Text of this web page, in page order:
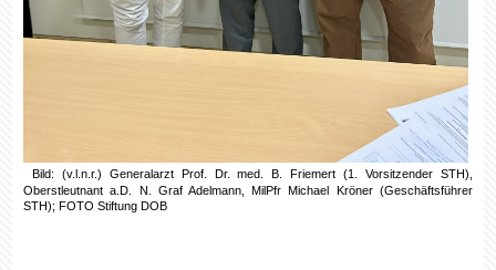
Bild: (v.l.n.r.) Generalarzt Prof. Dr. med. B. Friemert (1. Vorsitzender STH),
Oberstleutnant a.D. N. Graf Adelmann, MilPfr Michael Kröner (Geschäftsführer
STH); FOTO Stiftung DOB